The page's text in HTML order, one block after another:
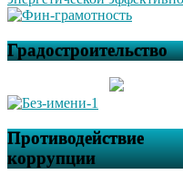
Градостроительство
Противодействие
коррупции